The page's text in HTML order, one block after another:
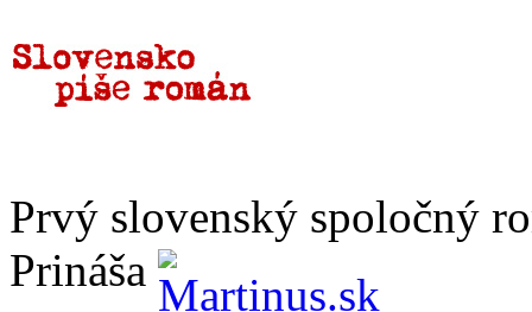
Prvý slovenský spoločný
Prináša